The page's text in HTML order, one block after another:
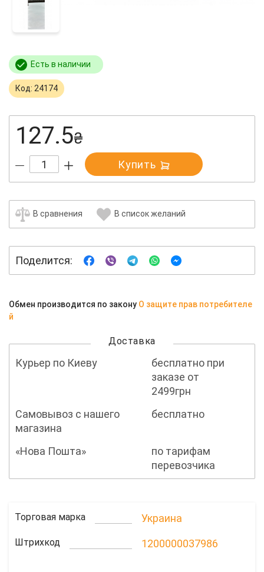
Есть в наличии
Код: 24174
127.5₴
Купить
В сравнения В список желаний
Поделится:
Обмен производится по закону О защите прав потребителе
й
Доставка
Курьер по Киеву
бесплатно при
заказе от
2499грн
Самовывоз с нашего
магазина
бесплатно
«Нова Пошта»
по тарифам
перевозчика
Торговая марка Украина
Штрихкод 1200000037986